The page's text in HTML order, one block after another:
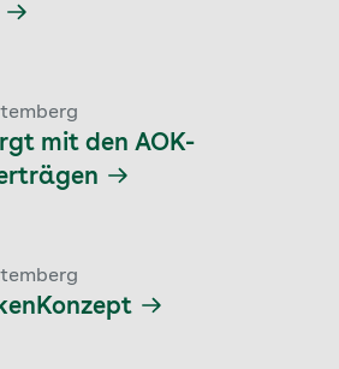
mit den AOK-